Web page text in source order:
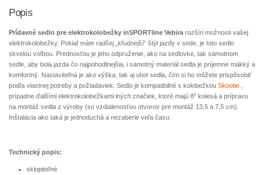
Popis
Prídavné sedlo pre elektrokolobežky inSPORTline Vebira rozšíri možnosti vašej
elektrokolobežky. Pokiaľ máte radšej „kľudnejší“ štýl jazdy v sede, je toto sedlo
skvelou voľbou. Prednosťou je jeho odpruženie, ako na sedlovke, tak samotnom
sedle, aby bola jazda čo najpohodlnejšia, i samotný materiál sedla je príjemne mäkký a
komfortný. Nastaviteľná je ako výška, tak aj uhol sedla, čím si ho môžete prispôsobiť
podľa vlastnej potreby a požiadaviek. Sedlo je kompatibilné s kolobežkou Skootie
prípadne ďalšími elektrokolobežkami iných značiek, ktoré majú 8″ kolesá a prípravu
na montáž sedla z výroby (so vzdialenosťou otvorov pre montáž 13,5 a 7,5 cm).
Inštalácia ako taká je jednoduchá a nezaberie veľa času.
Technický popis:
sklopiteľné